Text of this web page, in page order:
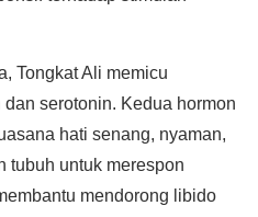
Tongkat Ali memicu
serotonin. Kedua hormon
hati senang, nyaman,
tubuh untuk merespon
mendorong libido